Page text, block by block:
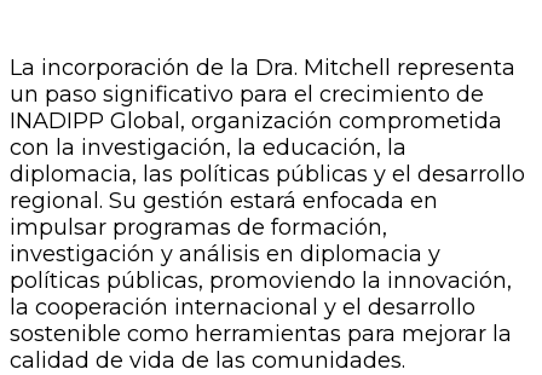
La incorporación de la Dra. Mitchell representa
un paso significativo para el crecimiento de
INADIPP Global, organización comprometida
con la investigación, la educación, la
diplomacia, las políticas públicas y el desarrollo
regional. Su gestión estará enfocada en
impulsar programas de formación,
investigación y análisis en diplomacia y
políticas públicas, promoviendo la innovación,
la cooperación internacional y el desarrollo
sostenible como herramientas para mejorar la
calidad de vida de las comunidades.